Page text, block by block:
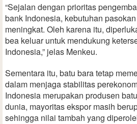
“Sejalan dengan prioritas
bank Indonesia, kebutuhan
meningkat. Oleh karena itu,
bea keluar untuk mendukung
Indonesia,” jelas Menkeu.
Sementara itu, batu bara tetap
dalam menjaga stabilitas
Indonesia merupakan produsen
dunia, mayoritas ekspor masih
sehingga nilai tambah yang